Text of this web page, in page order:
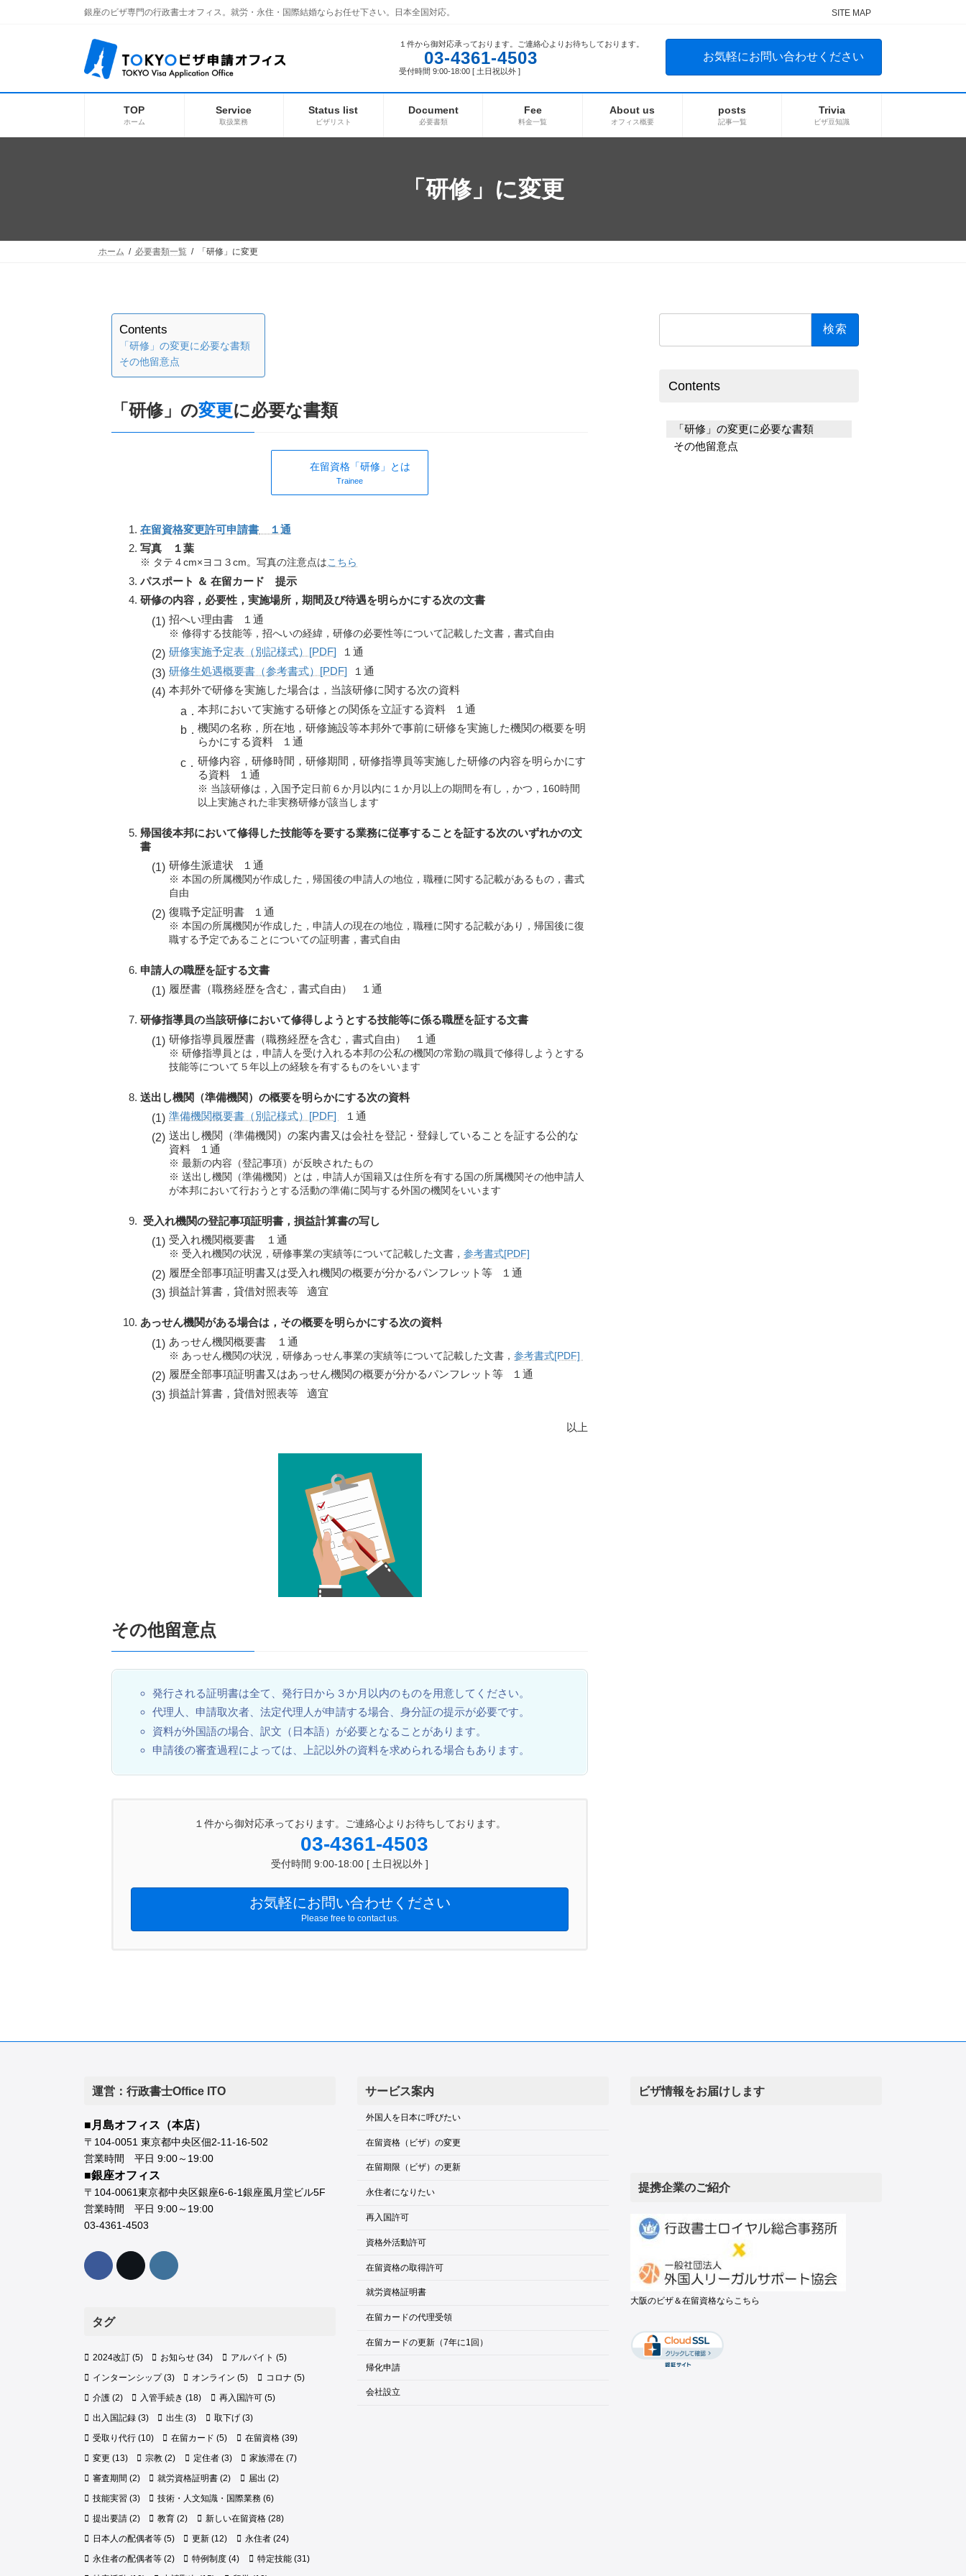
銀座のビザ専門の行政書士オフィス。就労・永住・国際結婚ならお任せ下さい。日本全国対応。 SITE MAP
１件から御対応承っております。ご連絡心よりお待ちしております。
03-4361-4503
受付時間 9:00-18:00 [ 土日祝以外 ]
お気軽にお問い合わせください
TOP
ホーム
Service
取扱業務
Status list
ビザリスト
Document
必要書類
Fee
料金一覧
About us
オフィス概要
posts
記事一覧
Trivia
ビザ豆知識
「研修」に変更
ホーム 必要書類一覧 「研修」に変更
Contents
「研修」の変更に必要な書類
その他留意点
「研修」の変更に必要な書類
在留資格「研修」とは
Trainee
在留資格変更許可申請書 １通
写真 １葉
※ タテ４cm×ヨコ３cm。写真の注意点はこちら
パスポート ＆ 在留カード 提示
研修の内容，必要性，実施場所，期間及び待遇を明らかにする次の文書
招へい理由書 １通
※ 修得する技能等，招へいの経緯，研修の必要性等について記載した文書，書式自由
研修実施予定表（別記様式）[PDF] １通
研修生処遇概要書（参考書式）[PDF] １通
本邦外で研修を実施した場合は，当該研修に関する次の資料
本邦において実施する研修との関係を立証する資料 １通
機関の名称，所在地，研修施設等本邦外で事前に研修を実施した機関の概要を明
らかにする資料 １通
研修内容，研修時間，研修期間，研修指導員等実施した研修の内容を明らかにす
る資料 １通
※ 当該研修は，入国予定日前６か月以内に１か月以上の期間を有し，かつ，160時間
以上実施された非実務研修が該当します
帰国後本邦において修得した技能等を要する業務に従事することを証する次のいずれかの文
書
研修生派遣状 １通
※ 本国の所属機関が作成した，帰国後の申請人の地位，職種に関する記載があるもの，書式
自由
復職予定証明書 １通
※ 本国の所属機関が作成した，申請人の現在の地位，職種に関する記載があり，帰国後に復
職する予定であることについての証明書，書式自由
申請人の職歴を証する文書
履歴書（職務経歴を含む，書式自由） １通
研修指導員の当該研修において修得しようとする技能等に係る職歴を証する文書
研修指導員履歴書（職務経歴を含む，書式自由） １通
※ 研修指導員とは，申請人を受け入れる本邦の公私の機関の常勤の職員で修得しようとする
技能等について５年以上の経験を有するものをいいます
送出し機関（準備機関）の概要を明らかにする次の資料
準備機関概要書（別記様式）[PDF]
１通
送出し機関（準備機関）の案内書又は会社を登記・登録していることを証する公的な
資料 １通
※ 最新の内容（登記事項）が反映されたもの
※ 送出し機関（準備機関）とは，申請人が国籍又は住所を有する国の所属機関その他申請人
が本邦において行おうとする活動の準備に関与する外国の機関をいいます
受入れ機関の登記事項証明書，損益計算書の写し
受入れ機関概要書 １通
※ 受入れ機関の状況，研修事業の実績等について記載した文書，参考書式[PDF]
履歴全部事項証明書又は受入れ機関の概要が分かるパンフレット等 １通
損益計算書，貸借対照表等 適宜
あっせん機関がある場合は，その概要を明らかにする次の資料
あっせん機関概要書 １通
※ あっせん機関の状況，研修あっせん事業の実績等について記載した文書，参考書式[PDF]
履歴全部事項証明書又はあっせん機関の概要が分かるパンフレット等 １通
損益計算書，貸借対照表等 適宜
以上
その他留意点
発行される証明書は全て、発行日から３か月以内のものを用意してください。
代理人、申請取次者、法定代理人が申請する場合、身分証の提示が必要です。
資料が外国語の場合、訳文（日本語）が必要となることがあります。
申請後の審査過程によっては、上記以外の資料を求められる場合もあります。
１件から御対応承っております。ご連絡心よりお待ちしております。
03-4361-4503
受付時間 9:00-18:00 [ 土日祝以外 ]
お気軽にお問い合わせください
Please free to contact us.
検
Contents
「研修」の変更に必要な書類
その他留意点
運営：行政書士Office ITO
■月島オフィス（本店）
〒104-0051 東京都中央区佃2-11-16-502
営業時間 平日 9:00～19:00
■銀座オフィス
〒104-0061東京都中央区銀座6-6-1銀座風月堂ビル5F
営業時間 平日 9:00～19:00
03-4361-4503
タグ
2024改訂(5) お知らせ (34) アルバイト (5)
インターンシップ(3) オンライン (5) コロナ (5)
介護(2) 入管手続き (18) 再入国許可(5)
出入国記録(3) 出生 (3) 取下げ(3)
受取り代行(10) 在留カード (5) 在留資格(39)
変更(13) 宗教 (2) 定住者(3) 家族滞在(7)
審査期間 (2) 就労資格証明書 (2) 届出 (2)
技能実習 (3) 技術・人文知識・国際業務 (6)
提出要請(2) 教育 (2) 新しい在留資格(28)
日本人の配偶者等(5) 更新 (12) 永住者(24)
永住者の配偶者等(2) 特例制度 (4) 特定技能(31)
サービス案内
外国人を日本に呼びたい
在留資格（ビザ）の変更
在留期限（ビザ）の更新
永住者になりたい
再入国許可
資格外活動許可
在留資格の取得許可
就労資格証明書
在留カードの代理受領
在留カードの更新（7年に1回）
帰化申請
会社設立
ビザ情報をお届けします
提携企業のご紹介
大阪のビザ＆在留資格ならこちら